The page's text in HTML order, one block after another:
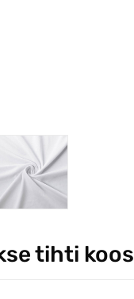
tihti koos